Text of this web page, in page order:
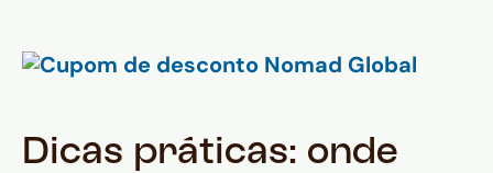
Dicas práticas: onde